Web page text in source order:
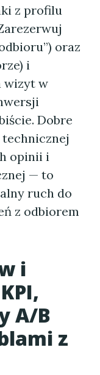
z profilu
oraz
i
wizyt w
Dobre
opinii i
— to
ruch do
z odbiorem
i
A/B
z